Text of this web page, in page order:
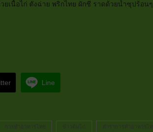
ยเนื้อไก่ ตังฉ่าย พริกไทย ผักชี ราดด้วยน้ำซุปร้อนๆ
Line